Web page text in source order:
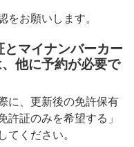
お願いします。
マイナンバーカー
他に予約が必要で
に、更新後の免許保有
証のみを希望する」
ください。